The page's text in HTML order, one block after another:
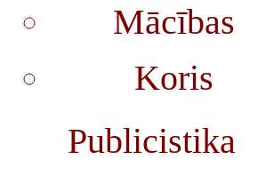
Mācības
Koris
Publicistika